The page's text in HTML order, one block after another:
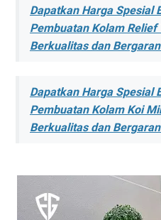
Dapatkan Harga Spesial
Pembuatan Kolam Relief
Berkualitas dan
Dapatkan Harga Spesial
Pembuatan Kolam Koi
Berkualitas dan